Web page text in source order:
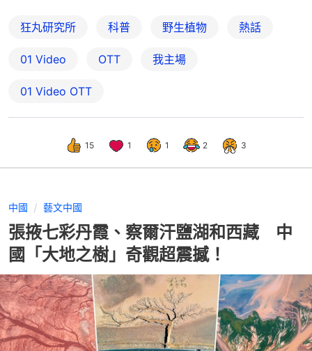
狂丸研究所 科普 野生植物 熱話
01 Video OTT 我主場
01‌ ‌Video‌ ‌OTT
15 1 1 2 3
中國 藝文中國
張掖七彩丹霞、察爾汗鹽湖和西藏 中
國「大地之樹」奇觀超震撼！